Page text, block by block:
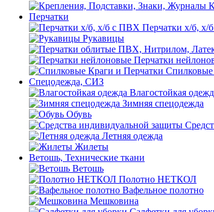
Перчатки
Перчатки х/б,
Рукавицы
Перчатки
Спилковые
Спецодежда, СИЗ
Влагостойкая
Зимняя спецодежда
Обувь
Летняя одежда
Жилеты
Ветошь, Технические ткани
Ветошь
Полотно НЕТКОЛ
Вафельное полотно
Мешковина